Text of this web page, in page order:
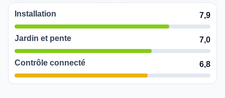
Installation 7,9
Jardin et pente 7,0
Contrôle connecté 6,8